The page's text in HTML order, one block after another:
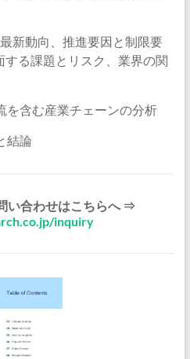
新動向、推進要因と制限要
る課題とリスク、業界の関
を含む産業チェーンの分析
結論
い合わせはこちらへ ⇒
inquiry